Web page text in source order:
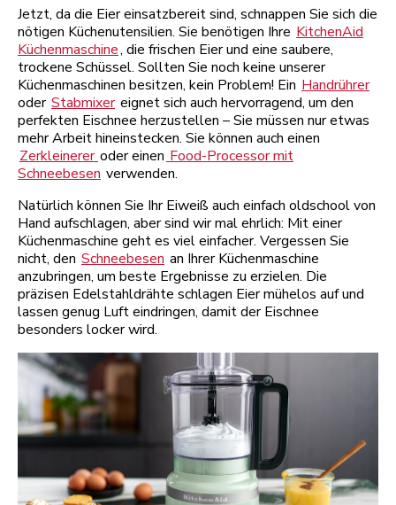
Jetzt, da die Eier einsatzbereit sind, schnappen Sie sich die
nötigen Küchenutensilien. Sie benötigen Ihre KitchenAid
Küchenmaschine, die frischen Eier und eine saubere,
trockene Schüssel. Sollten Sie noch keine unserer
Küchenmaschinen besitzen, kein Problem! Ein Handrührer
oder Stabmixer eignet sich auch hervorragend, um den
perfekten Eischnee herzustellen – Sie müssen nur etwas
mehr Arbeit hineinstecken. Sie können auch einen
Zerkleinerer oder einen Food-Processor mit
Schneebesen verwenden.
Natürlich können Sie Ihr Eiweiß auch einfach oldschool von
Hand aufschlagen, aber sind wir mal ehrlich: Mit einer
Küchenmaschine geht es viel einfacher. Vergessen Sie
nicht, den Schneebesen an Ihrer Küchenmaschine
anzubringen, um beste Ergebnisse zu erzielen. Die
präzisen Edelstahldrähte schlagen Eier mühelos auf und
lassen genug Luft eindringen, damit der Eischnee
besonders locker wird.